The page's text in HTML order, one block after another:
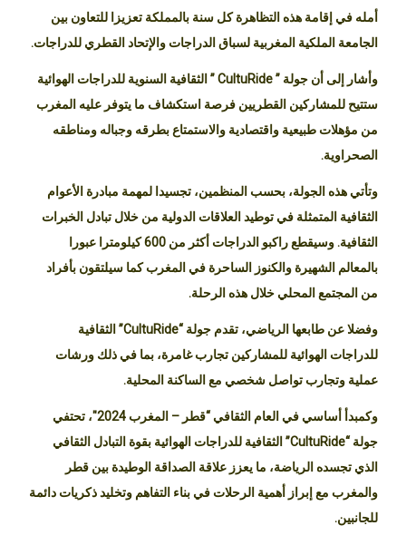
أمله في إقامة هذه التظاهرة كل سنة بالمملكة تعزيزا للتعاون بين
الجامعة الملكية المغربية لسباق الدراجات والإتحاد القطري للدراجات.
وأشار إلى أن جولة ” CultuRide ” الثقافية السنوية للدراجات الهوائية
ستتيح للمشاركين القطريين فرصة استكشاف ما يتوفر عليه المغرب
من مؤهلات طبيعية واقتصادية والاستمتاع بطرقه وجباله ومناطقه
الصحراوية.
وتأتي هذه الجولة، بحسب المنظمين، تجسيدا لمهمة مبادرة الأعوام
الثقافية المتمثلة في توطيد العلاقات الدولية من خلال تبادل الخبرات
الثقافية. وسيقطع راكبو الدراجات أكثر من 600 كيلومترا عبورا
بالمعالم الشهيرة والكنوز الساحرة في المغرب كما سيلتقون بأفراد
من المجتمع المحلي خلال هذه الرحلة.
وفضلا عن طابعها الرياضي، تقدم جولة “CultuRide” الثقافية
للدراجات الهوائية للمشاركين تجارب غامرة، بما في ذلك ورشات
عملية وتجارب تواصل شخصي مع الساكنة المحلية.
وكمبدأ أساسي في العام الثقافي “قطر – المغرب 2024″، تحتفي
جولة “CultuRide” الثقافية للدراجات الهوائية بقوة التبادل الثقافي
الذي تجسده الرياضة، ما يعزز علاقة الصداقة الوطيدة بين قطر
والمغرب مع إبراز أهمية الرحلات في بناء التفاهم وتخليد ذكريات دائمة
للجانبين.